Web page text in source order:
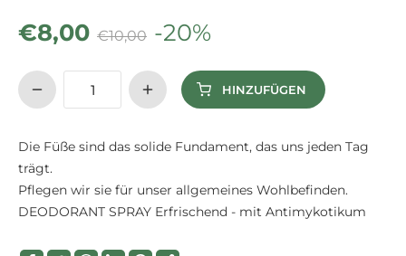
€8,00 €10,00 -20%
HINZUFÜGEN
Die Füße sind das solide Fundament, das uns jeden Tag
trägt.
Pflegen wir sie für unser allgemeines Wohlbefinden.
DEODORANT SPRAY Erfrischend - mit Antimykotikum